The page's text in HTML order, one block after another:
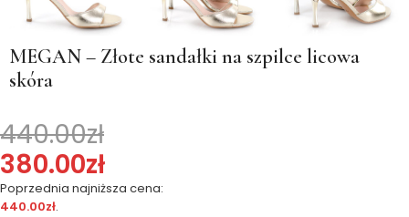
MEGAN – Złote sandałki na szpilce licowa
skóra
440.00zł
380.00zł
Poprzednia najniższa cena:
440.00zł.